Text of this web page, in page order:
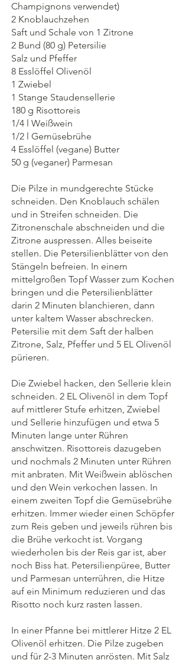
Champignons verwendet)
2 Knoblauchzehen
Saft und Schale von 1 Zitrone
2 Bund (80 g) Petersilie
Salz und Pfeffer
8 Esslöffel Olivenöl
1 Zwiebel
1 Stange Staudensellerie
180 g Risottoreis
1/4 l Weißwein
1/2 l Gemüsebrühe
4 Esslöffel (vegane) Butter
50 g (veganer) Parmesan
Die Pilze in mundgerechte Stücke
schneiden. Den Knoblauch schälen
und in Streifen schneiden. Die
Zitronenschale abschneiden und die
Zitrone auspressen. Alles beiseite
stellen. Die Petersilienblätter von den
Stängeln befreien. In einem
mittelgroßen Topf Wasser zum Kochen
bringen und die Petersilienblätter
darin 2 Minuten blanchieren, dann
unter kaltem Wasser abschrecken.
Petersilie mit dem Saft der halben
Zitrone, Salz, Pfeffer und 5 EL Olivenöl
pürieren.
Die Zwiebel hacken, den Sellerie klein
schneiden. 2 EL Olivenöl in dem Topf
auf mittlerer Stufe erhitzen, Zwiebel
und Sellerie hinzufügen und etwa 5
Minuten lange unter Rühren
anschwitzen. Risottoreis dazugeben
und nochmals 2 Minuten unter Rühren
mit anbraten. Mit Weißwein ablöschen
und den Wein verkochen lassen. In
einem zweiten Topf die Gemüsebrühe
erhitzen. Immer wieder einen Schöpfer
zum Reis geben und jeweils rühren bis
die Brühe verkocht ist. Vorgang
wiederholen bis der Reis gar ist, aber
noch Biss hat. Petersilienpüree, Butter
und Parmesan unterrühren, die Hitze
auf ein Minimum reduzieren und das
Risotto noch kurz rasten lassen.
In einer Pfanne bei mittlerer Hitze 2 EL
Olivenöl erhitzen. Die Pilze zugeben
und für 2-3 Minuten anrösten. Mit Salz